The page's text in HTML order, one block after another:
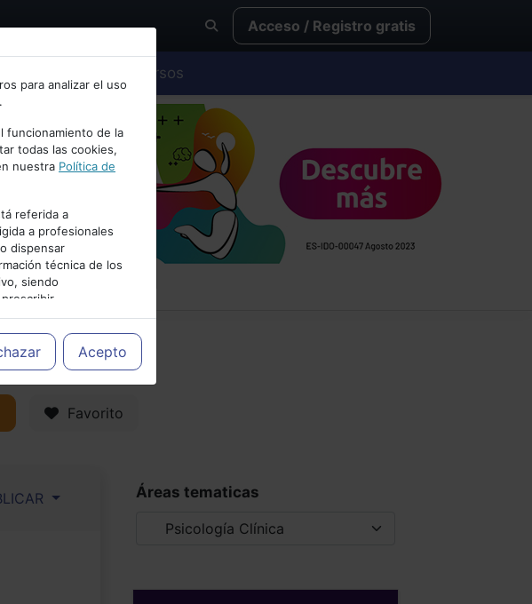
Cancelar
Acceso / Registro gratis
Cursos
para analizar el uso
funcionamiento de la
todas las cookies,
nuestra Política de
referida a
a profesionales
dispensar
técnica de los
siendo
el tratamiento más
Acepto
Favorito
Áreas tematicas